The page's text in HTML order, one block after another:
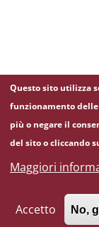
Questo sito utilizza
funzionamento
più o negare il
del sito o cliccando
Maggiori
Accetto No,